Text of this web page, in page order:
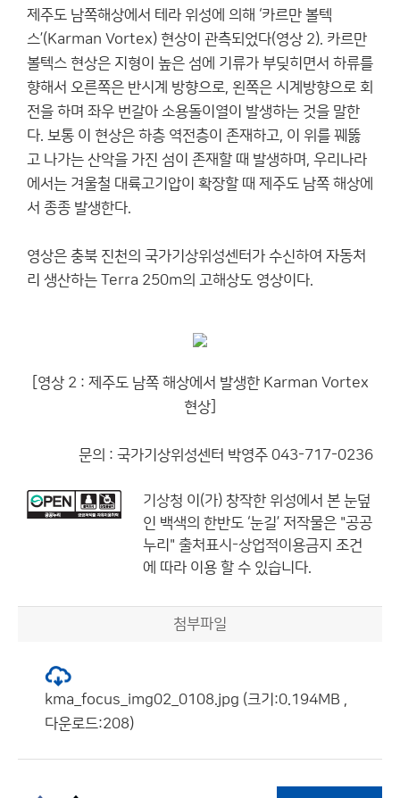
제주도 남쪽해상에서 테라 위성에 의해 ‘카르만 볼텍
스’(Karman Vortex) 현상이 관측되었다(영상 2). 카르만
볼텍스 현상은 지형이 높은 섬에 기류가 부딪히면서 하류를
향해서 오른쪽은 반시계 방향으로, 왼쪽은 시계방향으로 회
전을 하며 좌우 번갈아 소용돌이열이 발생하는 것을 말한
다. 보통 이 현상은 하층 역전층이 존재하고, 이 위를 꿰뚫
고 나가는 산악을 가진 섬이 존재할 때 발생하며, 우리나라
에서는 겨울철 대륙고기압이 확장할 때 제주도 남쪽 해상에
서 종종 발생한다.
영상은 충북 진천의 국가기상위성센터가 수신하여 자동처
리 생산하는 Terra 250m의 고해상도 영상이다.
[영상 2 : 제주도 남쪽 해상에서 발생한 Karman Vortex
현상]
문의 : 국가기상위성센터 박영주 043-717-0236
기상청 이(가) 창작한 위성에서 본 눈덮
인 백색의 한반도 ‘눈길’ 저작물은 "공공
누리" 출처표시-상업적이용금지 조건
에 따라 이용 할 수 있습니다.
첨부파일
kma_focus_img02_0108.jpg (크기:0.194MB ,
다운로드:208)